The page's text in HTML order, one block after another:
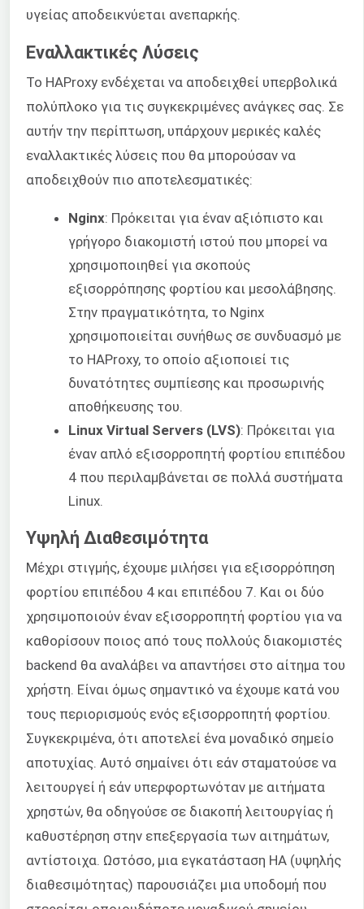
υγείας αποδεικνύεται ανεπαρκής.
Εναλλακτικές Λύσεις
Το HAProxy ενδέχεται να αποδειχθεί υπερβολικά
πολύπλοκο για τις συγκεκριμένες ανάγκες σας. Σε
αυτήν την περίπτωση, υπάρχουν μερικές καλές
εναλλακτικές λύσεις που θα μπορούσαν να
αποδειχθούν πιο αποτελεσματικές:
Nginx: Πρόκειται για έναν αξιόπιστο και
γρήγορο διακομιστή ιστού που μπορεί να
χρησιμοποιηθεί για σκοπούς
εξισορρόπησης φορτίου και μεσολάβησης.
Στην πραγματικότητα, το Nginx
χρησιμοποιείται συνήθως σε συνδυασμό με
το HAProxy, το οποίο αξιοποιεί τις
δυνατότητες συμπίεσης και προσωρινής
αποθήκευσης του.
Linux Virtual Servers (LVS): Πρόκειται για
έναν απλό εξισορροπητή φορτίου επιπέδου
4 που περιλαμβάνεται σε πολλά συστήματα
Linux.
Υψηλή Διαθεσιμότητα
Μέχρι στιγμής, έχουμε μιλήσει για εξισορρόπηση
φορτίου επιπέδου 4 και επιπέδου 7. Και οι δύο
χρησιμοποιούν έναν εξισορροπητή φορτίου για να
καθορίσουν ποιος από τους πολλούς διακομιστές
backend θα αναλάβει να απαντήσει στο αίτημα του
χρήστη. Είναι όμως σημαντικό να έχουμε κατά νου
τους περιορισμούς ενός εξισορροπητή φορτίου.
Συγκεκριμένα, ότι αποτελεί ένα μοναδικό σημείο
αποτυχίας. Αυτό σημαίνει ότι εάν σταματούσε να
λειτουργεί ή εάν υπερφορτωνόταν με αιτήματα
χρηστών, θα οδηγούσε σε διακοπή λειτουργίας ή
καθυστέρηση στην επεξεργασία των αιτημάτων,
αντίστοιχα. Ωστόσο, μια εγκατάσταση HA (υψηλής
διαθεσιμότητας) παρουσιάζει μια υποδομή που